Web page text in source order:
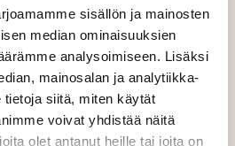
sisällön ja mainosten
median ominaisuuksien
analysoimiseen. Lisäksi
mainosalan ja analytiikka-
tietoja siitä, miten käytät
voivat yhdistää näitä
olet antanut heille tai joita on
150 cm + 22,00 €
leveys max 150 + 42,00 €